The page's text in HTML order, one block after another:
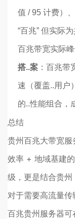
值 / 95 计费）
“百兆” 但实际
百兆带宽实际峰
搭..案 ：百兆
速（覆盖..用户
的..性能组合，
总结
贵州百兆大带宽
效率 + 地域基建
级，更是结合贵州
对于需要高流量
百兆贵州服务器